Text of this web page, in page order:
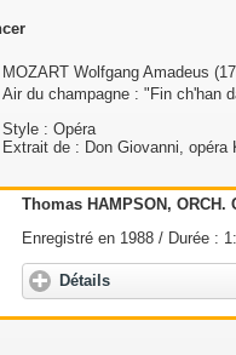
MOZART Wolfgang Amadeus
Air du champagne : "Fin ch'han
Style : Opéra
Extrait de : Don Giovanni, opéra
Thomas HAMPSON, ORCH.
Enregistré en 1988 / Durée :
Détails